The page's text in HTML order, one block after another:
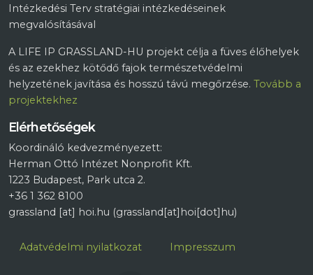
Intézkedési Terv stratégiai intézkedéseinek
megvalósításával
A LIFE IP GRASSLAND-HU projekt célja a füves élőhelyek
és az ezekhez kötődő fajok természetvédelmi
helyzetének javítása és hosszú távú megőrzése. Tovább a
projektekhez
Elérhetőségek
Koordináló kedvezményezett:
Herman Ottó Intézet Nonprofit Kft.
1223 Budapest, Park utca 2.
+36 1 362 8100
grassland [at] hoi.hu (grassland[at]hoi[dot]hu)
Lábléc
Adatvédelmi nyilatkozat Impresszum